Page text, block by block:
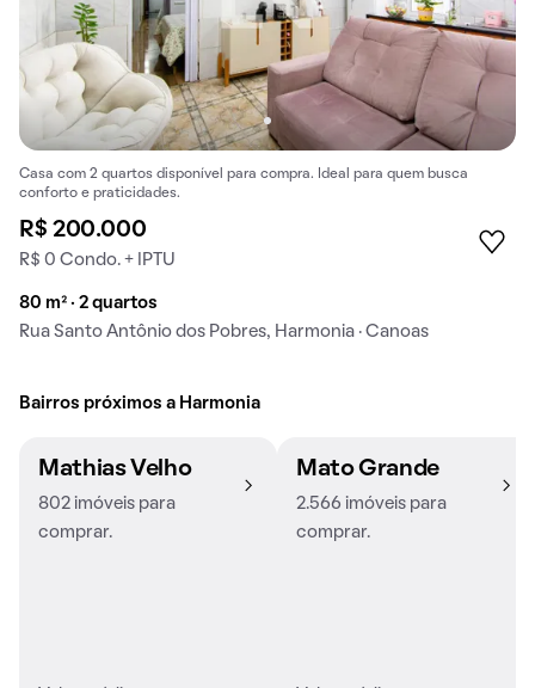
Casa com 2 quartos disponível para compra. Ideal para quem busca
conforto e praticidades.
R$ 200.000
R$ 0 Condo. + IPTU
80 m² · 2 quartos
Rua Santo Antônio dos Pobres, Harmonia · Canoas
Bairros próximos a Harmonia
Mathias Velho
802 imóveis para
comprar.
Mato Grande
2.566 imóveis para
comprar.